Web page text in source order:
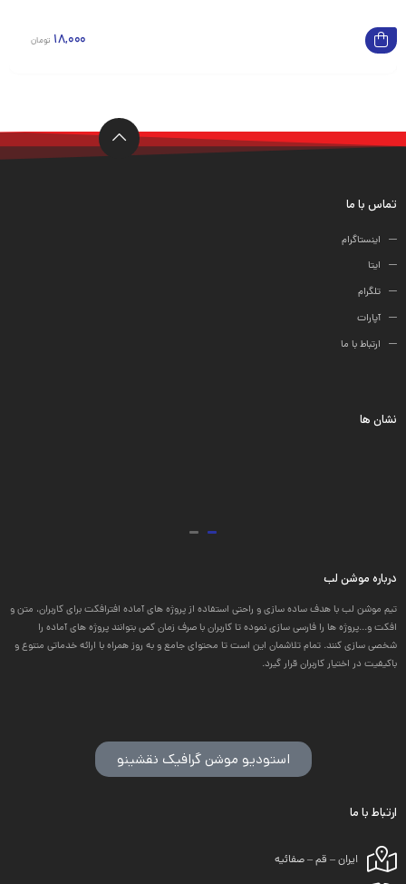
مندی
ها
18,000 تومان
تماس با ما
اینستاگرام
ایتا
تلگرام
آپارات
ارتباط با ما
نشان ها
درباره موشن لب
تیم موشن لب با هدف ساده سازی و راحتی استفاده از پروژه های آماده افترافکت برای کاربران، متن و
افکت و...پروژه ها را فارسی سازی نموده تا کاربران با صرف زمان کمی بتوانند پروژه های آماده را
شخصی سازی کنند. تمام تلاشمان این است تا محتوای جامع و به روز همراه با ارائه خدماتی متنوع و
باکیفیت در اختیار کاربران قرار گیرد.
استودیو موشن گرافیک نقشینو
ارتباط با ما
ایران – قم – صفائیه